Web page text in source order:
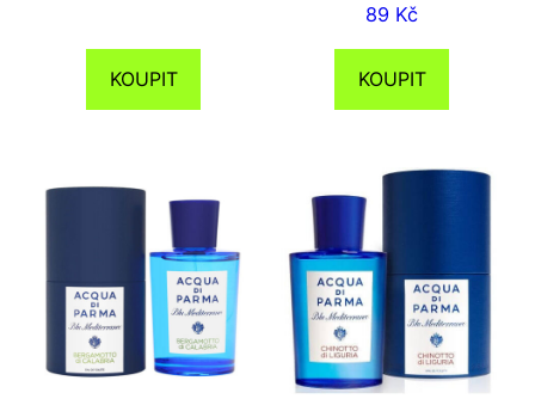
KOUPIT
89 Kč
KOUPIT